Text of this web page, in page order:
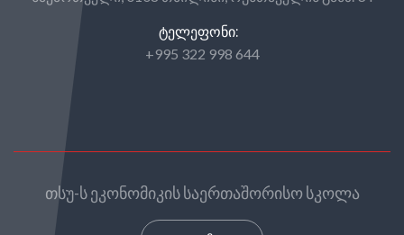
ᲢᲔᲚᲔᲤᲝᲜᲘ:
+995 322 998 644
თსუ-ს ეკონომიკის საერთაშორისო სკოლა